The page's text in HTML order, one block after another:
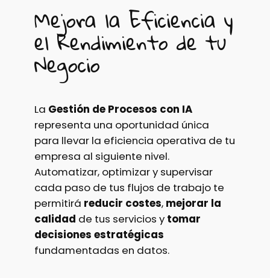
Mejora la Eficiencia y
el Rendimiento de tu
Negocio
La Gestión de Procesos con IA
representa una oportunidad única
para llevar la eficiencia operativa de tu
empresa al siguiente nivel.
Automatizar, optimizar y supervisar
cada paso de tus flujos de trabajo te
permitirá reducir costes, mejorar la
calidad de tus servicios y tomar
decisiones estratégicas
fundamentadas en datos.